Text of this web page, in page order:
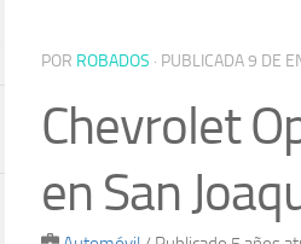
POR ROBADOS · PUBLICADA9 DE
Chevrolet
en San